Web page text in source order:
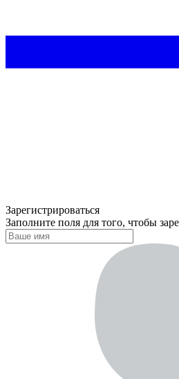
Зарегистрироваться
Заполните поля для того, чтобы